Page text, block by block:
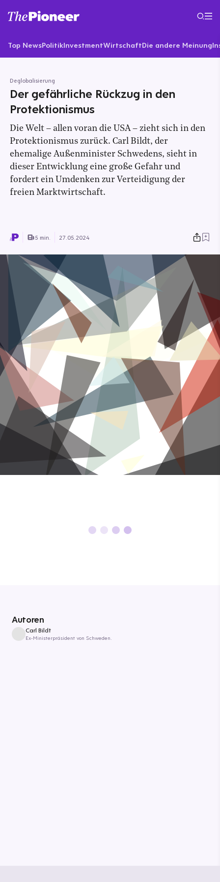
Top NewsPolitikInvestmentWirtschaftDie andere Meinung
Deglobalisierung
Der gefährliche Rückzug in den
Protektionismus
Die Welt – allen voran die USA – zieht sich in den
Protektionismus zurück. Carl Bildt, der
ehemalige Außenminister Schwedens, sieht in
dieser Entwicklung eine große Gefahr und
fordert ein Umdenken zur Verteidigung der
freien Marktwirtschaft.
5 min. 27.05.2024
Autoren
Carl Bildt
Ex-Ministerpräsident von Schweden.